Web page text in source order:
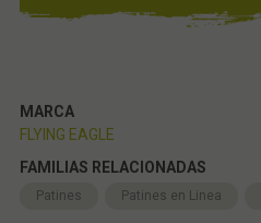
MARCA
FLYING EAGLE
FAMILIAS RELACIONADAS
Patines Patines en Linea